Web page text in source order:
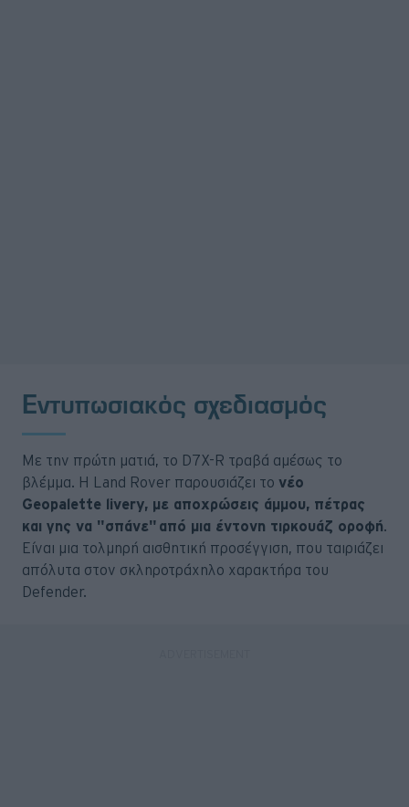
Εντυπωσιακός σχεδιασμός
Με την πρώτη ματιά, το D7X-R τραβά αμέσως το
βλέμμα. Η Land Rover παρουσιάζει το νέο
Geopalette livery, με αποχρώσεις άμμου, πέτρας
και γης να "σπάνε" από μια έντονη τιρκουάζ οροφή.
Είναι μια τολμηρή αισθητική προσέγγιση, που ταιριάζει
απόλυτα στον σκληροτράχηλο χαρακτήρα του
Defender.